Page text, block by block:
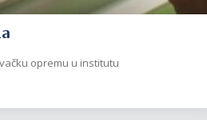
opremu u institutu